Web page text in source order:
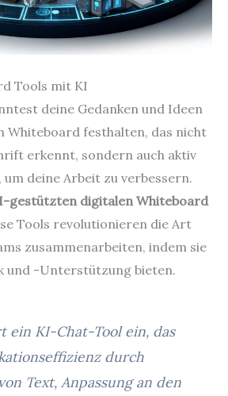
Tools mit KI
deine Gedanken und Ideen
Whiteboard festhalten, das nicht
erkennt, sondern auch aktiv
deine Arbeit zu verbessern.
gestützten digitalen Whiteboard
Tools revolutionieren die Art
zusammenarbeiten, indem sie
und -Unterstützung bieten.
ein KI-Chat-Tool ein, das
durch
Text, Anpassung an den